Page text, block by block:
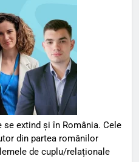
extind și în România. Cele
din partea românilor
de cuplu/relaționale